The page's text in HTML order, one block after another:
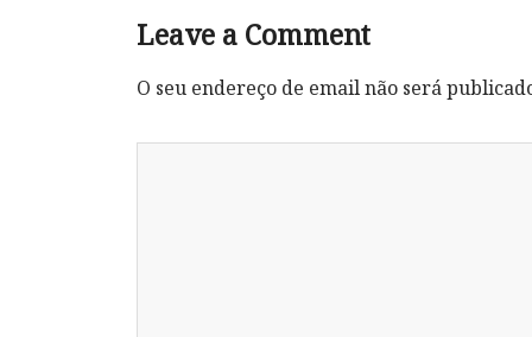
Leave a Comment
O seu endereço de email não será